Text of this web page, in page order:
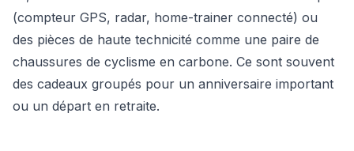
(compteur GPS, radar, home-trainer connecté) ou
des pièces de haute technicité comme une paire de
chaussures de cyclisme en carbone. Ce sont souvent
des cadeaux groupés pour un anniversaire important
ou un départ en retraite.